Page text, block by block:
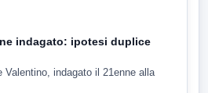
indagato: ipotesi duplice
Valentino, indagato il 21enne alla